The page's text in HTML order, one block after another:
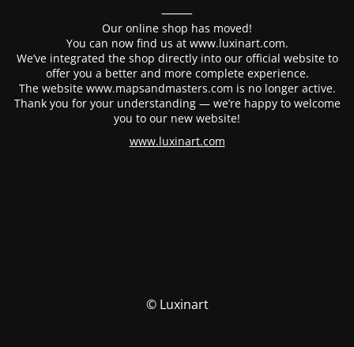
⸻
Our online shop has moved!
You can now find us at www.luxinart.com.
We’ve integrated the shop directly into our official website to
offer you a better and more complete experience.
The website www.mapsandmasters.com is no longer active.
Thank you for your understanding — we’re happy to welcome
you to our new website!
www.luxinart.com
© Luxinart